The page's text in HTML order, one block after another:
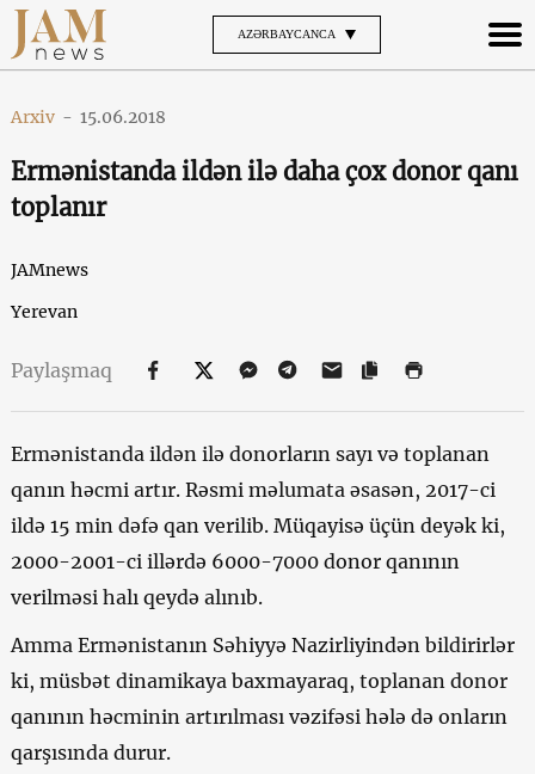
AZƏRBAYCANCA
Arxiv - 15.06.2018
Ermənistanda ildən ilə daha çox donor qanı
toplanır
JAMnews
Yerevan
Paylaşmaq
Ermənistanda ildən ilə donorların sayı və toplanan
qanın həcmi artır. Rəsmi məlumata əsasən, 2017-ci
ildə 15 min dəfə qan verilib. Müqayisə üçün deyək ki,
2000-2001-ci illərdə 6000-7000 donor qanının
verilməsi halı qeydə alınıb.
Amma Ermənistanın Səhiyyə Nazirliyindən bildirirlər
ki, müsbət dinamikaya baxmayaraq, toplanan donor
qanının həcminin artırılması vəzifəsi hələ də onların
qarşısında durur.